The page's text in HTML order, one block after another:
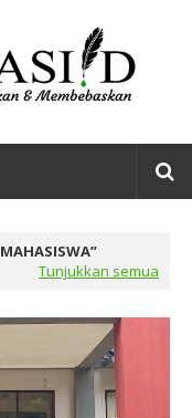
MAHASISWA
Tunjukkan semua